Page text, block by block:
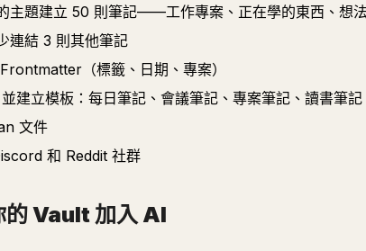
主題建立 50 則筆記——工作專案、正在學的東西、想
連結 3 則其他筆記
（標籤、日期、專案）
建立模板：每日筆記、會議筆記、專案筆記、讀書筆記
文件
和 Reddit 社群
的 Vault 加入 AI